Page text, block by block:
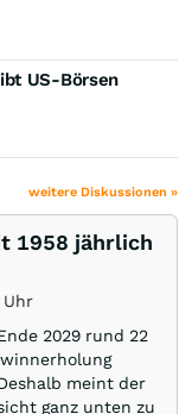
US-Börsen
weitere Diskussionen »
1958 jährlich
Uhr
2029 rund 22
meint der
ganz unten zu